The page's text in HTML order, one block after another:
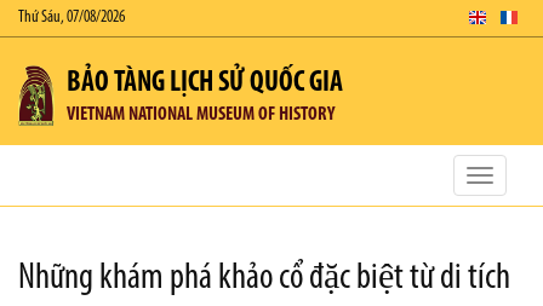
Thứ Sáu, 07/08/2026
BẢO TÀNG LỊCH SỬ QUỐC GIA
VIETNAM NATIONAL MUSEUM OF HISTORY
Toggle
Những khám phá khảo cổ đặc biệt từ di tích